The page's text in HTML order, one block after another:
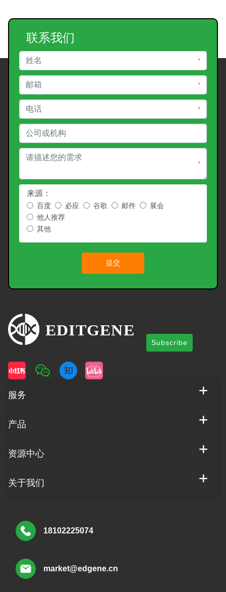
联系我们
*
*
*
*
来源：
百度 必应 谷歌 邮件
展会
他人推荐
其他
提交
Subscribe
服务
产品
资源中心
关于我们
18102225074
market@edgene.cn